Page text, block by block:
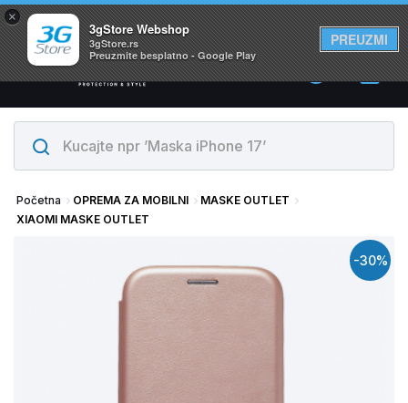
×
3gStore Webshop
3gStore.rs
Preuzmite besplatno - Google Play
PREUZMI
Svi proizvodi su na lageru. Slanje istog dana!
0
Početna OPREMA ZA MOBILNI
MASKE OUTLET
XIAOMI MASKE OUTLET
-30%